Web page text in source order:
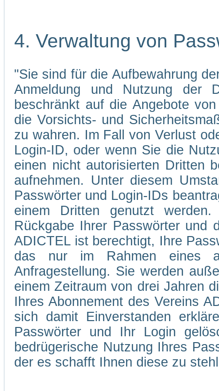
4. Verwaltung von
"Sie sind für die Aufbewahrung
Anmeldung und Nutzung der
beschränkt auf die Angebote
die Vorsichts- und
zu wahren. Im Fall von Verlust
Login-ID, oder wenn Sie die
einen nicht autorisierten Dritten
aufnehmen. Unter diesem
Passwörter und Login-IDs
einem Dritten genutzt
Rückgabe Ihrer Passwörter und
ADICTEL ist berechtigt, Ihre
das nur im Rahmen eines
Anfragestellung. Sie werden
einem Zeitraum von drei Jahren
Ihres Abonnement des Vereins
sich damit Einverstanden
Passwörter und Ihr Login
bedrügerische Nutzung Ihres
der es schafft Ihnen diese zu